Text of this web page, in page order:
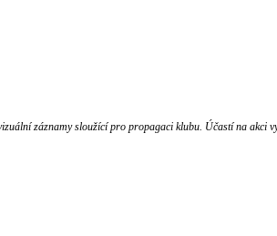
záznamy sloužící pro propagaci klubu. Účastí na